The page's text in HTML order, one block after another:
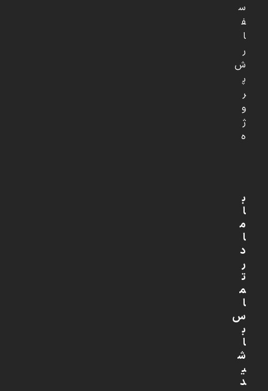
س
ف
ا
ر
ش
پ
ر
و
ژ
ه
ب
ا
م
ا
د
ر
ت
م
ا
س
ب
ا
ش
ی
د